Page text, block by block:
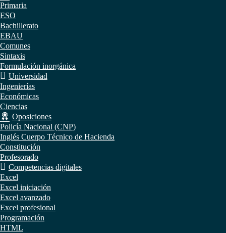
Primaria
ESO
Bachillerato
EBAU
Comunes
Sintaxis
Formulación inorgánica
Universidad
Ingenierías
Económicas
Ciencias
Oposiciones
Policía Nacional (CNP)
Inglés Cuerpo Técnico de Hacienda
Constitución
Profesorado
Competencias digitales
Excel
Excel iniciación
Excel avanzado
Excel profesional
Programación
HTML